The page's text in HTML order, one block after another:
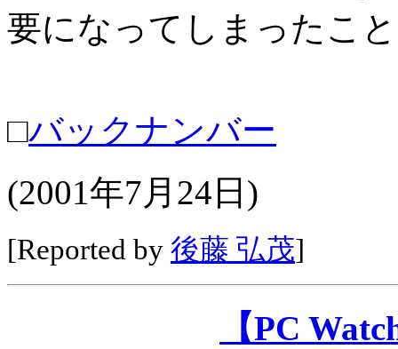
要になってしまったこ
□バックナンバー
(2001年7月24日)
[Reported by 後藤 弘茂]
【PC